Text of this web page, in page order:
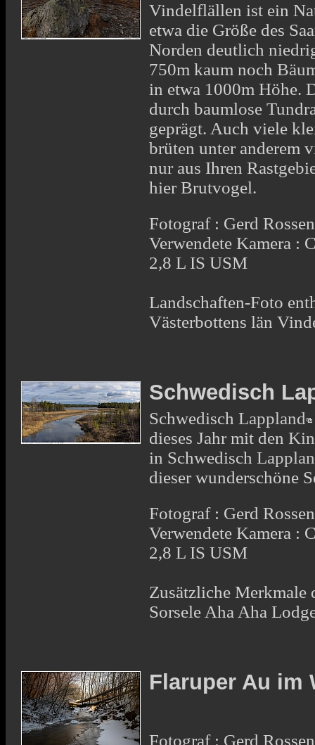
Vindelflällen ist ein
etwa die Größe des
Norden deutlich
750m kaum noch
in etwa 1000m Höhe.
durch baumlose
geprägt. Auch viele
brüten unter anderem
nur aus Ihren
hier Brutvogel.
Fotograf : Gerd Rossen
Verwendete Kamera :
2,8 L IS USM
Landschaften-Foto
Västerbottens län
Schwedisch
SchwedischLappland
dieses Jahr mit den
in Schwedisch
dieser wunderschöne
Fotograf : Gerd Rossen
Verwendete Kamera :
2,8 L IS USM
Zusätzliche Merkmale
Sorsele Aha Aha
Flaruper Au im
Fotograf : Gerd Rossen